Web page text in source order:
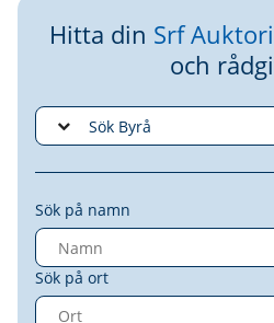
Hitta din Srf
och
Sök på namn
Sök på ort